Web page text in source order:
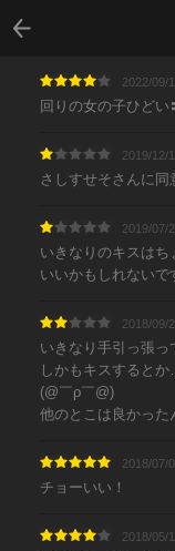
戻る
2022/09/
回りの女の子ひどい
2019/12/
さしすせそさんに同
2019/07/
いきなりのキスはち
いいかもしれない
2018/09/
いきなり手引っ張
しかもキスすると
(@￣ρ￣@)
他のとこは良かった
2018/07/
チョーいい！
2018/05/